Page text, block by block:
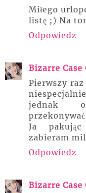
Miłego
listę ;) Na
Odpowiedz
Bizarre Case
Pierwszy
jednak
Ja
zabieram
Odpowiedz
Bizarre Case